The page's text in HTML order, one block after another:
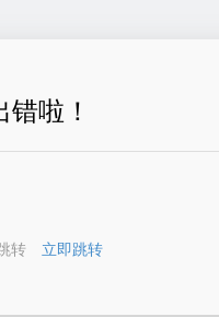
啦！
转 立即跳转